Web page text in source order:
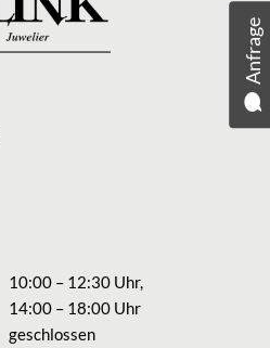
10:00 – 12:30 Uhr,
14:00 – 18:00 Uhr
geschlossen
Anfrage